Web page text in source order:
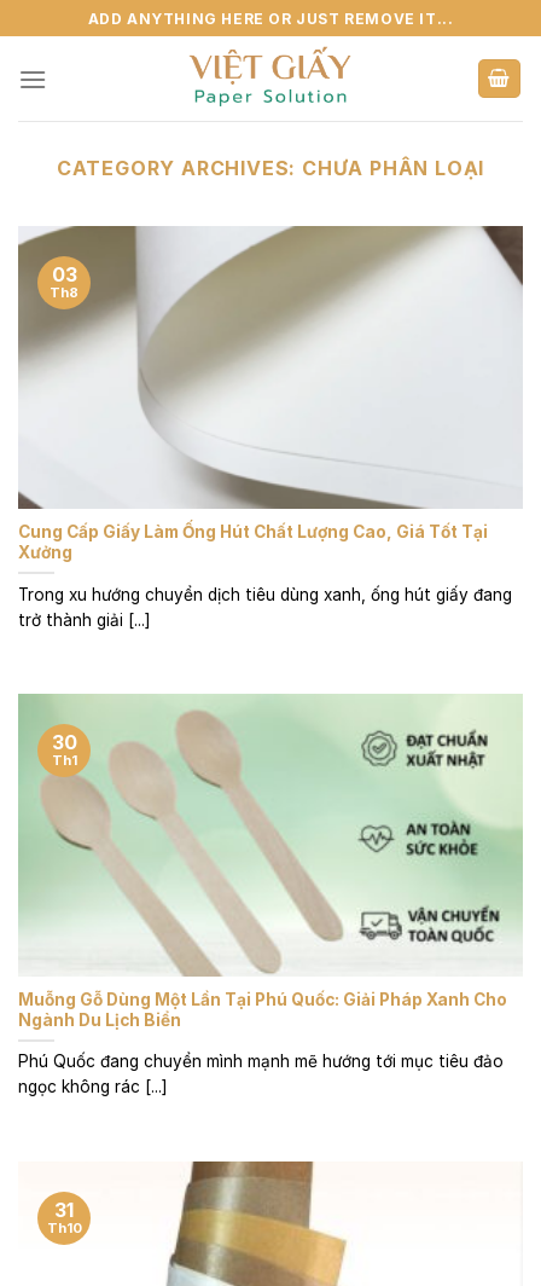
to
content
ADD ANYTHING HERE OR JUST REMOVE IT...
CATEGORY ARCHIVES: CHƯA PHÂN LOẠI
Cung Cấp Giấy Làm Ống Hút Chất Lượng Cao, Giá Tốt Tại
Xưởng
Trong xu hướng chuyển dịch tiêu dùng xanh, ống hút giấy đang
trở thành giải [...]
03
Th8
Muỗng Gỗ Dùng Một Lần Tại Phú Quốc: Giải Pháp Xanh Cho
Ngành Du Lịch Biển
Phú Quốc đang chuyển mình mạnh mẽ hướng tới mục tiêu đảo
ngọc không rác [...]
30
Th1
31
Th10